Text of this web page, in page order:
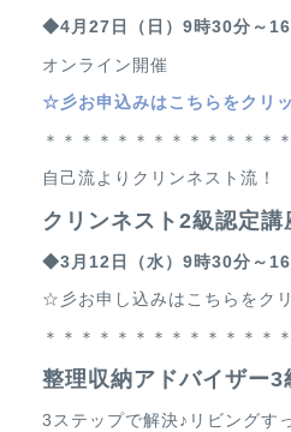
◆4月27 日（日）9時30分～
オンライン開催
☆ 彡お申込みはこちらをクリ
＊＊＊＊＊＊＊＊＊＊＊＊＊
自己流よりクリンネスト流！
クリンネスト2級認定講
◆3月12 日（水）9時30分～
☆彡お申し込みはこちらをク
＊＊＊＊＊＊＊＊＊＊＊＊＊
整理収納アドバイザー3
3ステップで解決♪リビングす